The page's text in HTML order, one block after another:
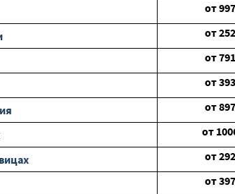
от997
от252
от791
от393
от897
от
от292
от397